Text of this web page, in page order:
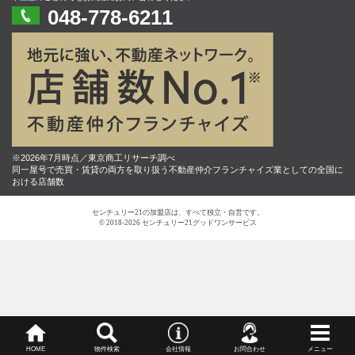
048-778-6211
※2026年7月時点／東京商工リサーチ調べ
同一屋号で売買・賃貸の両方を取り扱う不動産仲介フランチャイズ業としての全国に
おける店舗数
センチュリー21の加盟店は、すべて独立・自営です。
© 2018-2026 センチュリー21グッドワンサービス
HOME 物件検索 会社情報 お問合わせ メニュー